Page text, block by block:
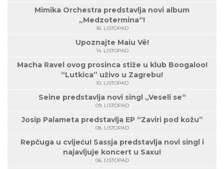
Mimika Orchestra predstavlja novi album
„Medzotermina“!
16. LISTOPAD
Upoznajte Maiu Vë!
14. LISTOPAD
Macha Ravel ovog prosinca stiže u klub Boogaloo!
“Lutkica” uživo u Zagrebu!
10. LISTOPAD
Seine predstavlja novi singl „Veseli se“
09. LISTOPAD
Josip Palameta predstavlja EP “Zaviri pod kožu”
08. LISTOPAD
Repčuga u cvijeću! Sassja predstavlja novi singl i
najavljuje koncert u Saxu!
06. LISTOPAD